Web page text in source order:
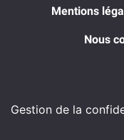
Mentions
Nous
Gestion de la